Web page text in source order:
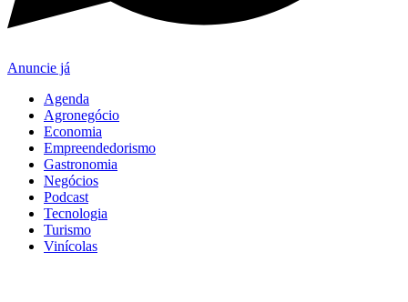
Anuncie já
Agenda
Agronegócio
Economia
Empreendedorismo
Gastronomia
Negócios
Podcast
Tecnologia
Turismo
Vinícolas